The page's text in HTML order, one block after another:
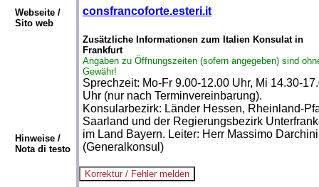
Webseite /
Sito web
consfrancoforte.esteri.it
Hinweise /
Nota di testo
Zusätzliche Informationen zum Italien Konsulat in
Frankfurt
Angaben zu Öffnungszeiten (sofern angegeben) sind
Gewähr!
Sprechzeit: Mo-Fr 9.00-12.00 Uhr, Mi 14.30-
Uhr (nur nach Terminvereinbarung).
Konsularbezirk: Länder Hessen, Rheinland-
Saarland und der Regierungsbezirk
im Land Bayern. Leiter: Herr Massimo Darchini
(Generalkonsul)